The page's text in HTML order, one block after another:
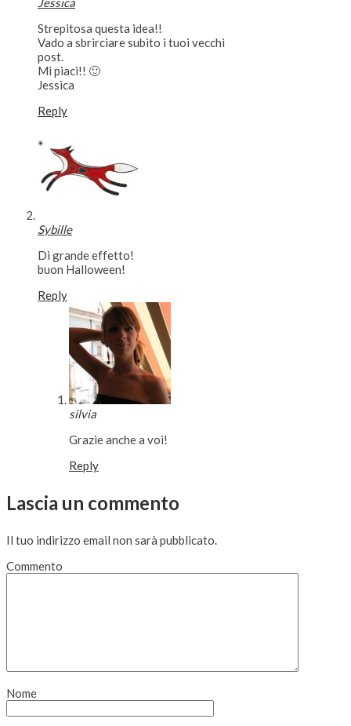
Strepitosa questa idea!!
Vado a sbrirciare subito i tuoi vecchi
post.
Mi piaci!! 🙂
Jessica
Reply
Sybille
Di grande effetto!
buon Halloween!
Reply
silvia
Grazie anche a voi!
Reply
Lascia un commento
Il tuo indirizzo email non sarà pubblicato.
Commento
Nome